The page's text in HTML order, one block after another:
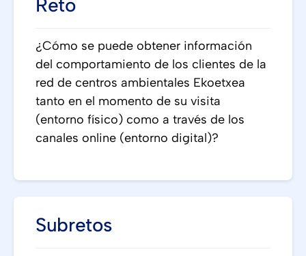
Reto
¿Cómo se puede obtener información
del comportamiento de los clientes de la
red de centros ambientales Ekoetxea
tanto en el momento de su visita
(entorno físico) como a través de los
canales online (entorno digital)?
Subretos